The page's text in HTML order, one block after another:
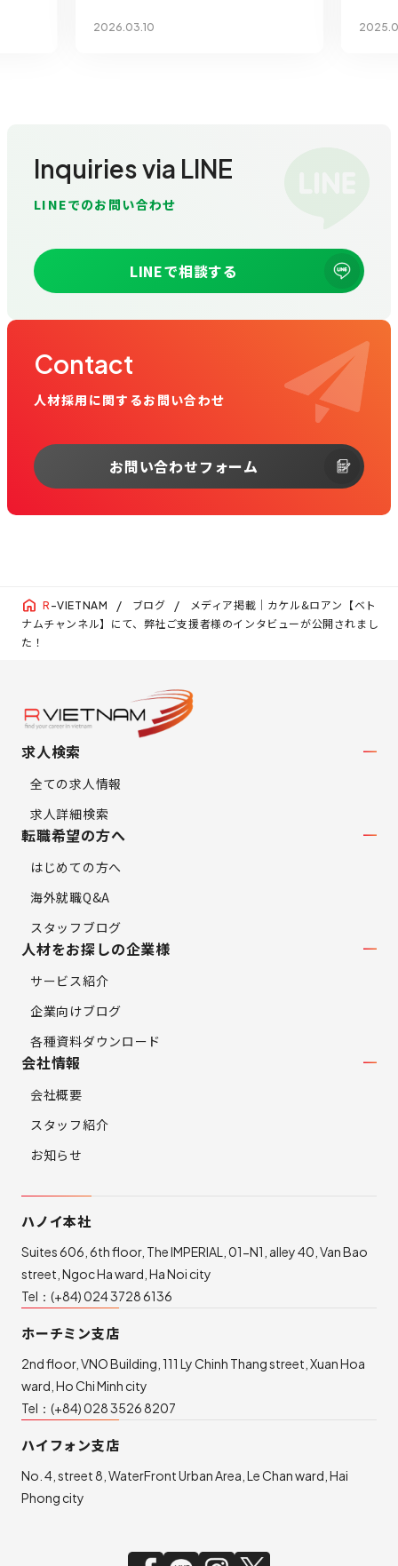
2026.03.10
Inquiries via LINE
LINEでのお問い合わせ
LINEで相談する
Contact
人材採用に関するお問い合わせ
お問い合わせフォーム
R -VIETNAM ブログ
メディア掲載｜カケル&ロアン【ベト
ナムチャンネル】にて、弊社ご支援者様のインタビューが公開されまし
た！
求人検索
全ての求人情報
求人詳細検索
転職希望の方へ
はじめての方へ
海外就職Q&A
スタッフブログ
人材をお探しの企業様
サービス紹介
企業向けブログ
各種資料ダウンロード
会社情報
会社概要
スタッフ紹介
お知らせ
ハノイ本社
Suites 606, 6th floor, The IMPERIAL, 01-N1, alley 40, Van Bao
street, Ngoc Ha ward, Ha Noi city
Tel： (+84) 024 3728 6136
ホーチミン支店
2nd floor, VNO Building, 111 Ly Chinh Thang street, Xuan Hoa
ward, Ho Chi Minh city
Tel： (+84) 028 3526 8207
ハイフォン支店
No. 4, street 8, WaterFront Urban Area, Le Chan ward, Hai
Phong city